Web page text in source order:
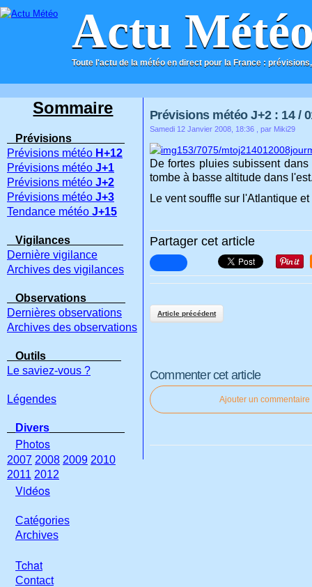
Actu
Toute l'actu de la météo en direct pour la France :
ACCUEIL CONTACT
Prévisions météo J+2 : 14 /
Samedi 12 Janvier 2008, 18:36 , par Miki29
De fortes pluies subissent
tombe à basse altitude dans
Le vent souffle sur l'Atlantique
Partager cet article
Article précédent
Commenter cet article
Ajouter un commentaire
Sommaire
Prévisions
Prévisions météo H+12
Prévisions météo J+1
Prévisions météo J+2
Prévisions météo J+3
Tendance météo J+15
Vigilances
Dernière vigilance
Archives des vigilances
Observations
Dernières observations
Archives des observations
Outils
Le saviez-vous ?
Légendes
Divers
Photos
2007 2008 2009 2010
2011 2012
Vidéos
Catégories
Archives
Tchat
Contact